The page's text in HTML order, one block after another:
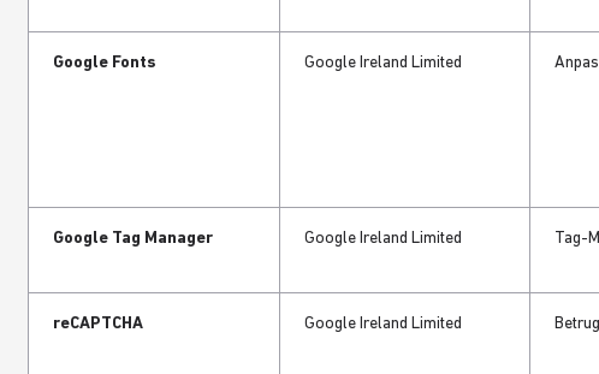
Google Fonts Google Ireland Limited
Google Tag Manager Google Ireland Limited Tag-
reCAPTCHA Google ​Ireland​ Limited